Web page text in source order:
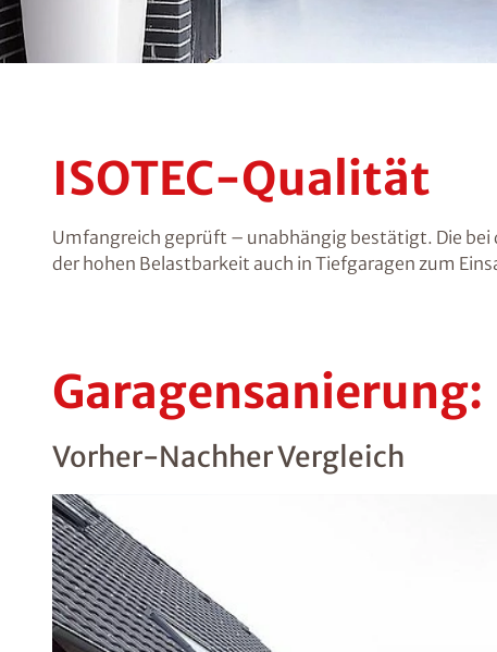
ISOTEC-Qualität
Umfangreich geprüft – unabhängig bestätigt. Die
der hohen Belastbarkeit auch in Tiefgaragen zum
Garagensanierung:
Vorher-Nachher Vergleich